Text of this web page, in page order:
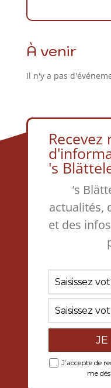
À venir
Il n'y a pas
's
’s
actualités,
et des
J’accepte de
me